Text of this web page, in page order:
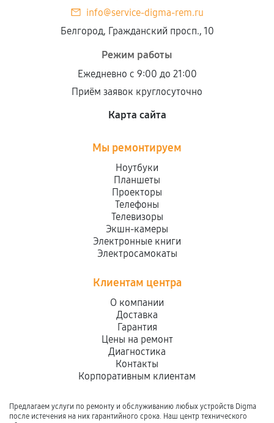
info@service-digma-rem.ru
Белгород, Гражданский просп., 10
Режим работы
Ежедневно с 9:00 до 21:00
Приём заявок круглосуточно
Карта сайта
Мы ремонтируем
Ноутбуки
Планшеты
Проекторы
Телефоны
Телевизоры
Экшн-камеры
Электронные книги
Электросамокаты
Клиентам центра
О компании
Доставка
Гарантия
Цены на ремонт
Диагностика
Контакты
Корпоративным клиентам
Предлагаем услуги по ремонту и обслуживанию любых устройств Digma
после истечения на них гарантийного срока. Наш центр технического